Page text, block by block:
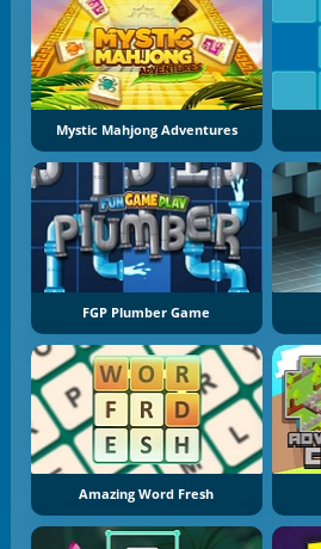
Mystic Mahjong Adventures
FGP Plumber Game
Amazing Word Fresh